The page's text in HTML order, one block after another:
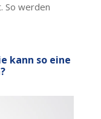
So werden
kann so eine